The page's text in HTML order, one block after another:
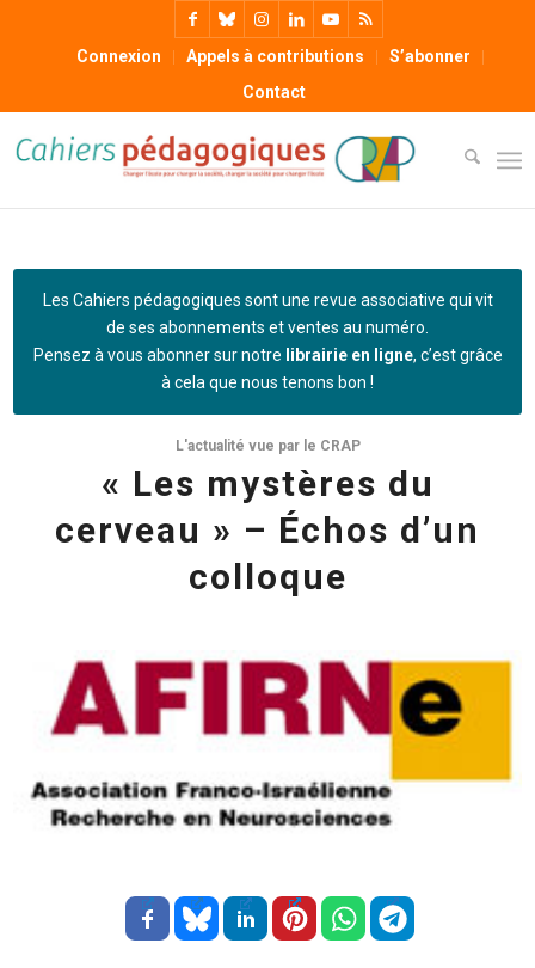
Connexion Appels à contributions
S’abonner
Contact
Les Cahiers pédagogiques sont une revue associative qui vit
de ses abonnements et ventes au numéro.
Pensez à vous abonner sur notre librairie en ligne, c’est grâce
à cela que nous tenons bon !
L'actualité vue par le CRAP
« Les mystères du
cerveau » – Échos d’un
colloque